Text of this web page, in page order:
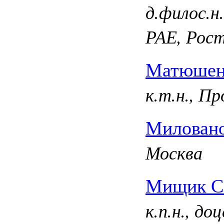
РАЕ,
к.т.н.,
Москва
Мищик
к.п.н.,